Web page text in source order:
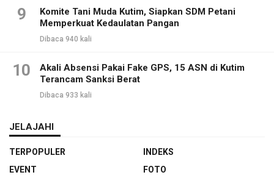
9
Komite Tani Muda Kutim, Siapkan SDM Petani
Memperkuat Kedaulatan Pangan
Dibaca 940 kali
10
Akali Absensi Pakai Fake GPS, 15 ASN di Kutim
Terancam Sanksi Berat
Dibaca 933 kali
JELAJAHI
TERPOPULER
INDEKS
EVENT
FOTO